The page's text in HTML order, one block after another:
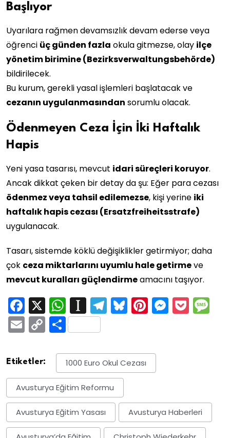
Başlıyor
Uyarılara rağmen devamsızlık devam ederse veya
öğrenci üç günden fazla okula gitmezse, olay ilçe
yönetim birimine (Bezirksverwaltungsbehörde)
bildirilecek.
Bu kurum, gerekli yasal işlemleri başlatacak ve
cezanın uygulanmasından sorumlu olacak.
Ödenmeyen Ceza İçin İki Haftalık
Hapis
Yeni yasa tasarısı, mevcut idari süreçleri koruyor.
Ancak dikkat çeken bir detay da şu: Eğer para cezası
ödenmez veya tahsil edilemezse, kişi yerine iki
haftalık hapis cezası (Ersatzfreiheitsstrafe)
uygulanacak.
Tasarı, sistemde köklü değişiklikler getirmiyor; daha
çok ceza miktarlarını uyumlu hale getirmeve
mevcut kuralları güçlendirmeamacını taşıyor.
Facebook
X WhatsApp
Instapaper
Telegram
Bluesky
Pinterest
EmailCopy
Link
Share
Etiketler: 1000 Euro Okul Cezası
Avusturya Eğitim Reformu
Avusturya Eğitim Yasası Avusturya Haberleri